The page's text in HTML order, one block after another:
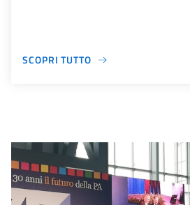
SCOPRI TUTTO